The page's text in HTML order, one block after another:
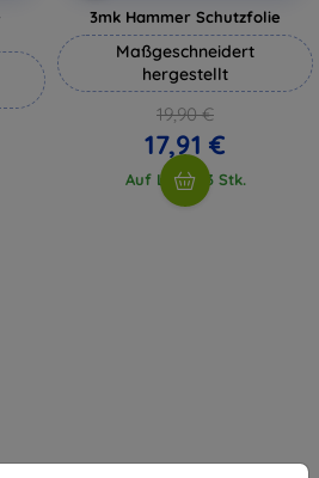
3mk Hammer Schutzfolie
Maßgeschneidert
hergestellt
19,90 €
17,91 €
Auf Lager 3 Stk.